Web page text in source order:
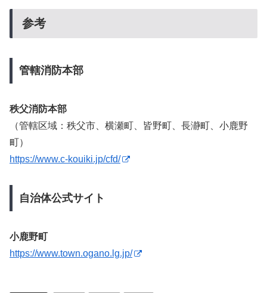
参考
管轄消防本部
秩父消防本部
（管轄区域：秩父市、横瀬町、皆野町、長瀞町、小鹿野
町）
https://www.c-kouiki.jp/cfd/
自治体公式サイト
小鹿野町
https://www.town.ogano.lg.jp/